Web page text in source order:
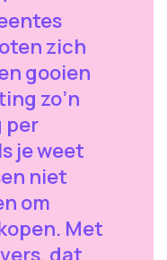
zich
gooien
zo’n
per
je weet
niet
om
Met
dat